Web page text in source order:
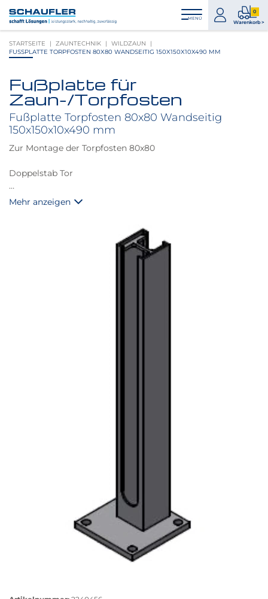
Inhalt
Hauptnavigation
Footernavigation
Logo
Schaufler
verlinkt
zur
MENÜ
zum
Konto
0
Warenkorb >
0
STARTSEITE ZAUNTECHNIK
WILDZAUN
FUSSPLATTE TORPFOSTEN 80X80 WANDSEITIG 150X150X10X490 MM
Produktbilder
überspringen
Fußplatte für
Zaun-/Torpfosten
Fußplatte Torpfosten 80x80 Wandseitig
150x150x10x490 mm
Zur Montage der Torpfosten 80x80
Doppelstab Tor
. Grundplatte 15 x 15 x 1 cm
. Führungshülse 7,5 x 7,5 cm
. Einseitig Bündig geschweißt
Mehr anzeigen